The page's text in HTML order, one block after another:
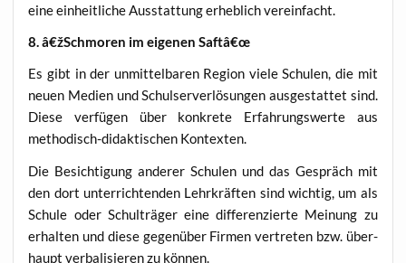
eine ein­heit­li­che Aus­stat­tung erheb­lich vereinfacht.
8. â€žSchmoren im eige­nen Saftâ€œ
Es gibt in der unmit­tel­ba­ren Regi­on vie­le Schu­len, die mit
neu­en Medi­en und Schul­ser­ver­lö­sun­gen aus­ge­stat­tet sind.
Die­se ver­fü­gen über kon­kre­te Erfah­rungs­wer­te aus
metho­disch-didak­ti­schen Kontexten.
Die Besich­ti­gung ande­rer Schu­len und das Gespräch mit
den dort unter­rich­ten­den Lehr­kräf­ten sind wich­tig, um als
Schu­le oder Schul­trä­ger eine dif­fe­ren­zier­te Mei­nung zu
erhal­ten und die­se gegen­über Fir­men ver­tre­ten bzw. über­
haupt ver­ba­li­sie­ren zu können.